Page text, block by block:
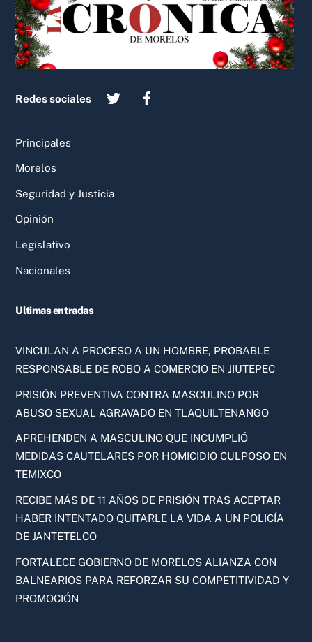
Top
Redes sociales
Principales
Morelos
Seguridad y Justicia
Opinión
Legislativo
Nacionales
Ultimas entradas
VINCULAN A PROCESO A UN HOMBRE, PROBABLE
RESPONSABLE DE ROBO A COMERCIO EN JIUTEPEC
PRISIÓN PREVENTIVA CONTRA MASCULINO POR
ABUSO SEXUAL AGRAVADO EN TLAQUILTENANGO
APREHENDEN A MASCULINO QUE INCUMPLIÓ
MEDIDAS CAUTELARES POR HOMICIDIO CULPOSO EN
TEMIXCO
RECIBE MÁS DE 11 AÑOS DE PRISIÓN TRAS ACEPTAR
HABER INTENTADO QUITARLE LA VIDA A UN POLICÍA
DE JANTETELCO
FORTALECE GOBIERNO DE MORELOS ALIANZA CON
BALNEARIOS PARA REFORZAR SU COMPETITIVIDAD Y
PROMOCIÓN